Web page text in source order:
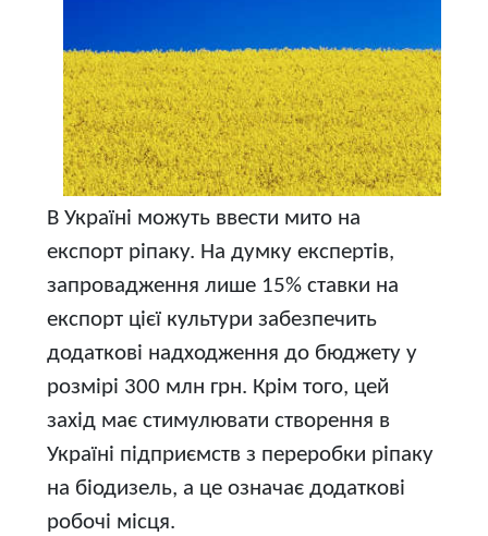
В Україні можуть ввести мито на
експорт ріпаку. На думку експертів,
запровадження лише 15% ставки на
експорт цієї культури забезпечить
додаткові надходження до бюджету у
розмірі 300 млн грн. Крім того, цей
захід має стимулювати створення в
Україні підприємств з переробки ріпаку
на біодизель, а це означає додаткові
робочі місця.